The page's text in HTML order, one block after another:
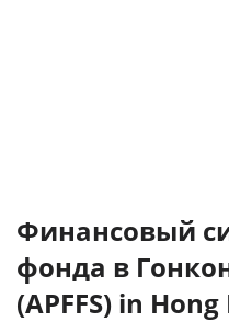
Финансовый
фонда в
(APFFS) in